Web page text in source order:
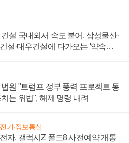
설 국내외서 속도 붙어, 삼성물산·
설·대우건설에 다가오는 '약속의
원 "트럼프 정부 풍력 프로젝트 동
는 위법", 해제 명령 내려
기·정보통신
자, 갤럭시Z 폴드8 사전예약 개통